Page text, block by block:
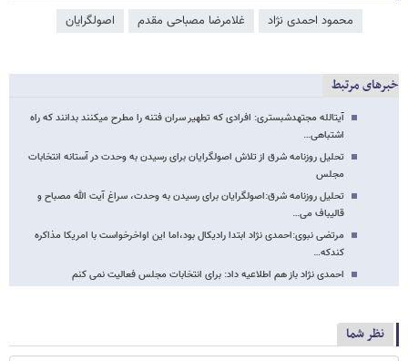
محمود احمدی ‌نژاد غلامرضا مصباحی مقدم اصولگرایان
خبرهای مرتبط
آیت​الله مجتهدشبستری: افرادی که تطهیر سران فتنه را مطرح می​کنند بدانند که راه
اشتباهی…
تحلیل روزنامه شرق از تلاش اصولگرایان برای رسیدن به وحدت در آستانه انتخابات
مجلس
تحلیل روزنامه شرق:اصولگرایان برای رسیدن به وحدت، سراغ آیت الله مصباح و
قالیباف می…
مرتضی نبوی:احمدی نژاد ابتدا رادیکال بود،اما این اواخرخواست با امریکا مذاکره
کندکه…
احمدی نژاد باز هم اطلاعیه داد: برای انتخابات مجلس فعالیت نمی کنم
نظر شما